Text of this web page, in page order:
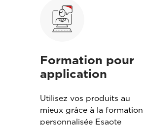
Formation pour
application
Utilisez vos produits au
mieux grâce à la formation
personnalisée Esaote